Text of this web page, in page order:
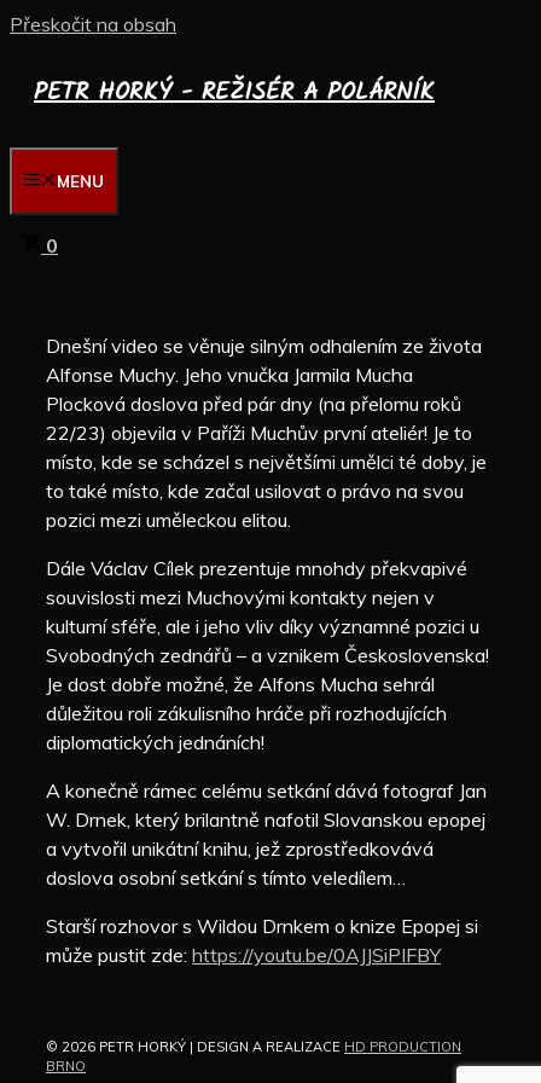
Přeskočit na obsah
PETR HORKÝ - REŽISÉR A POLÁRNÍK
MENU
0
Dnešní video se věnuje silným odhalením ze života
Alfonse Muchy. Jeho vnučka Jarmila Mucha
Plocková doslova před pár dny (na přelomu roků
22/23) objevila v Paříži Muchův první ateliér! Je to
místo, kde se scházel s největšími umělci té doby, je
to také místo, kde začal usilovat o právo na svou
pozici mezi uměleckou elitou.
Dále Václav Cílek prezentuje mnohdy překvapivé
souvislosti mezi Muchovými kontakty nejen v
kulturní sféře, ale i jeho vliv díky významné pozici u
Svobodných zednářů – a vznikem Československa!
Je dost dobře možné, že Alfons Mucha sehrál
důležitou roli zákulisního hráče při rozhodujících
diplomatických jednáních!
A konečně rámec celému setkání dává fotograf Jan
W. Drnek, který brilantně nafotil Slovanskou epopej
a vytvořil unikátní knihu, jež zprostředkovává
doslova osobní setkání s tímto veledílem…
Starší rozhovor s Wildou Drnkem o knize Epopej si
může pustit zde: https://youtu.be/0AJJSiPIFBY
© 2026 PETR HORKÝ | DESIGN A REALIZACE HD PRODUCTION
BRNO